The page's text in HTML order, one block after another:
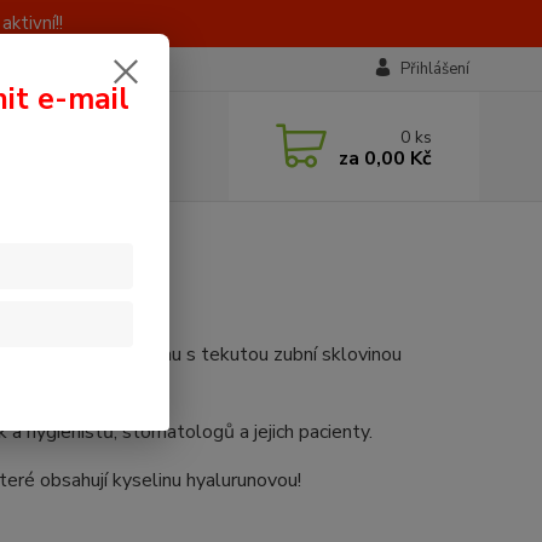
Přihlášení
rady? Zavolejte.
0 ks
za 0,00 Kč
pro zubní hygienu s tekutou zubní sklovinou
hygienistů, stomatologů a jejich pacienty.
obsahují kyselinu hyalurunovou!
e-mail